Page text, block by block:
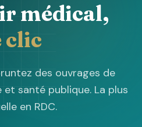
médical,
clic
des ouvrages de
santé publique. La plus
en RDC.